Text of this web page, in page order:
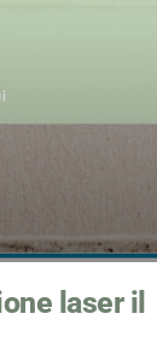
laser il